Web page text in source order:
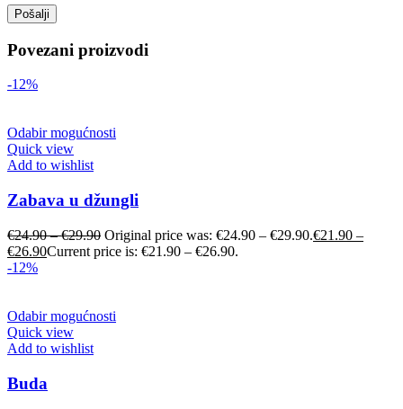
Povezani proizvodi
-12%
Odabir mogućnosti
Quick view
Add to wishlist
Zabava u džungli
€24.90–€29.90 Original price was: €24.90 – €29.90.€21.90 –
€26.90Current price is: €21.90 – €26.90.
-12%
Odabir mogućnosti
Quick view
Add to wishlist
Buda